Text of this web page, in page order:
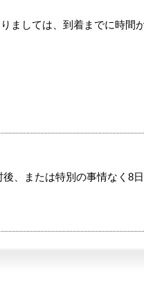
ましては、到着までに時間
、または特別の事情なく8